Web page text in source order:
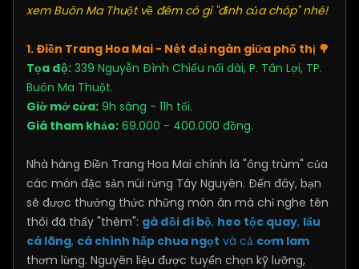
xem Buôn Ma Thuột về đêm có gì "đỉnh của chóp" nhé!
1. Điền Trang Hoa Mai - Nét đại ngàn giữa phố thị 🌳
Tọa độ: 339 Nguyễn Đình Chiểu nối dài, P. Tân Lợi, TP.
Buôn Ma Thuột.
Giờ mở cửa: 9h sáng - 11h tối.
Giá tham khảo: 69.000 - 400.000 đồng.
Nhà hàng Điền Trang Hoa Mai chính là "ông trùm" của
các món đặc sản núi rừng Tây Nguyên. Đến đây, bạn
sẽ được thưởng thức những món ăn mà chỉ nghe tên
thôi đã thấy "thèm": gà đồi đi bộ, heo tộc quay, lẩu
cá lăng, cá chình hấp chua ngọt và cả cơm lam
thơm lừng. Nguyên liệu được tuyển chọn kỹ lưỡng,